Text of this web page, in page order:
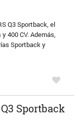
Q3 Sportback, el
400 CV. Además,
Sportback y
Sportback